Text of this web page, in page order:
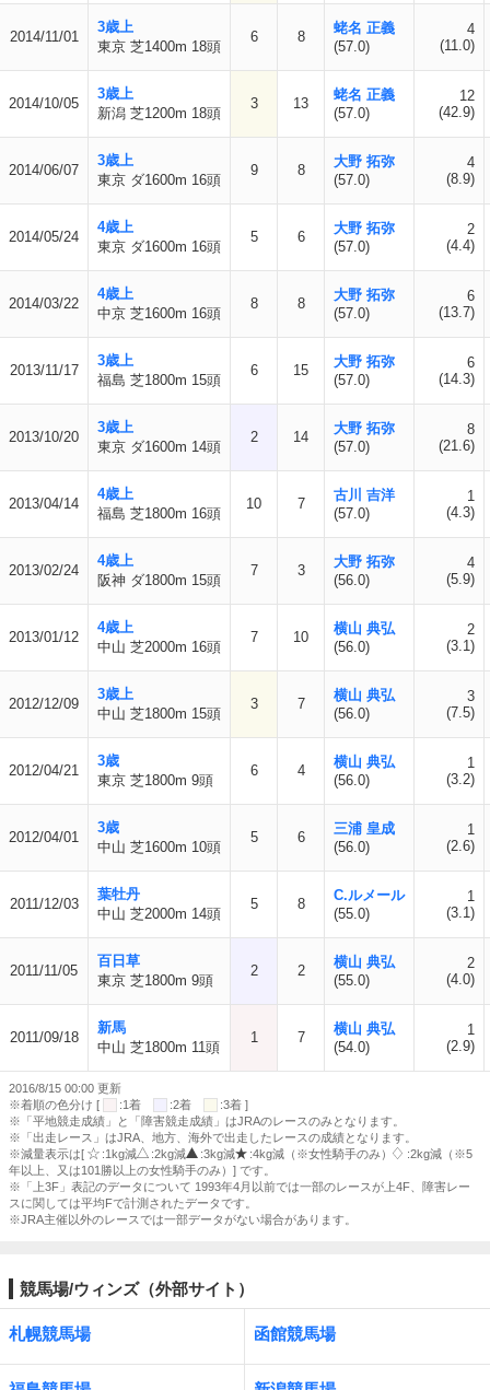
2014/11/01
3歳上
東京 芝1400m 18頭
6 8
蛯名 正義
(57.0)
4
(11.0)
2014/10/05
3歳上
新潟 芝1200m 18頭
3 13
蛯名 正義
(57.0)
12
(42.9)
2014/06/07
3歳上
東京 ダ1600m 16頭
9 8
大野 拓弥
(57.0)
4
(8.9)
2014/05/24
4歳上
東京 ダ1600m 16頭
5 6
大野 拓弥
(57.0)
2
(4.4)
2014/03/22
4歳上
中京 芝1600m 16頭
8 8
大野 拓弥
(57.0)
6
(13.7)
2013/11/17
3歳上
福島 芝1800m 15頭
6 15
大野 拓弥
(57.0)
6
(14.3)
2013/10/20
3歳上
東京 ダ1600m 14頭
2 14
大野 拓弥
(57.0)
8
(21.6)
2013/04/14
4歳上
福島 芝1800m 16頭
10 7
古川 吉洋
(57.0)
1
(4.3)
2013/02/24
4歳上
阪神 ダ1800m 15頭
7 3
大野 拓弥
(56.0)
4
(5.9)
2013/01/12
4歳上
中山 芝2000m 16頭
7 10
横山 典弘
(56.0)
2
(3.1)
2012/12/09
3歳上
中山 芝1800m 15頭
3 7
横山 典弘
(56.0)
3
(7.5)
2012/04/21
3歳
東京 芝1800m 9頭
6 4
横山 典弘
(56.0)
1
(3.2)
2012/04/01
3歳
中山 芝1600m 10頭
5 6
三浦 皇成
(56.0)
1
(2.6)
2011/12/03
葉牡丹
中山 芝2000m 14頭
5 8
C.ルメール
(55.0)
1
(3.1)
2011/11/05
百日草
東京 芝1800m 9頭
2 2
横山 典弘
(55.0)
2
(4.0)
2011/09/18
新馬
中山 芝1800m 11頭
1 7
横山 典弘
(54.0)
1
(2.9)
2016/8/15 00:00 更新
※着順の色分け [
:1着 :2着
:3着 ]
※「平地競走成績」と「障害競走成績」はJRAのレースのみとなります。
※「出走レース」はJRA、地方、海外で出走したレースの成績となります。
※減量表示は[
:1kg減 :2kg減 :3kg減 :4kg減（※女性騎手のみ）
:2kg減（※5
年以上、又は101勝以上の女性騎手のみ）] です。
※「上3F」表記のデータについて 1993年4月以前では一部のレースが上4F、障害レー
スに関しては平均Fで計測されたデータです。
※JRA主催以外のレースでは一部データがない場合があります。
競馬場/ウィンズ（外部サイト）
札幌競馬場 函館競馬場